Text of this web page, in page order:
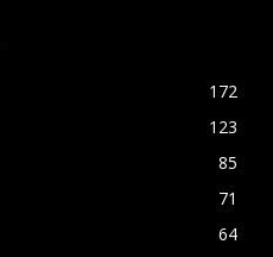
172
123
85
71
64